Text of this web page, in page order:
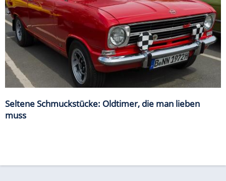
Seltene Schmuckstücke: Oldtimer, die man lieben
muss